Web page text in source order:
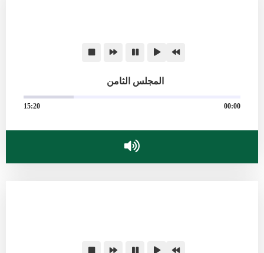
المجلس الثامن
00:00
15:20